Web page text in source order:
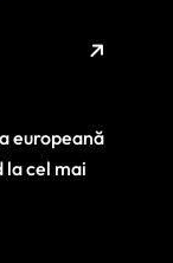
europeană
la cel mai